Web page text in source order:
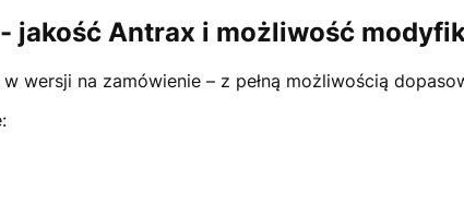
jakość Antrax i możliwość
wersji na zamówienie – z pełną możliwością